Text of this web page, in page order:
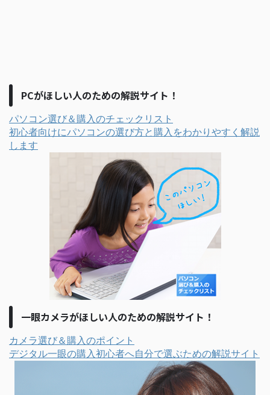
PCがほしい人のための解説サイト！
パソコン選び＆購入のチェックリスト
初心者向けにパソコンの選び方と購入をわかりやすく解説
します
一眼カメラがほしい人のための解説サイト！
カメラ選び＆購入のポイント
デジタル一眼の購入初心者へ自分で選ぶための解説サイト